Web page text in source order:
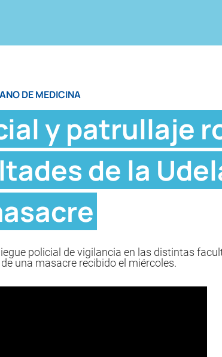
DE MEDICINA
y patrullaje
de la
policial de vigilancia en las distintas
una masacre recibido el miércoles.